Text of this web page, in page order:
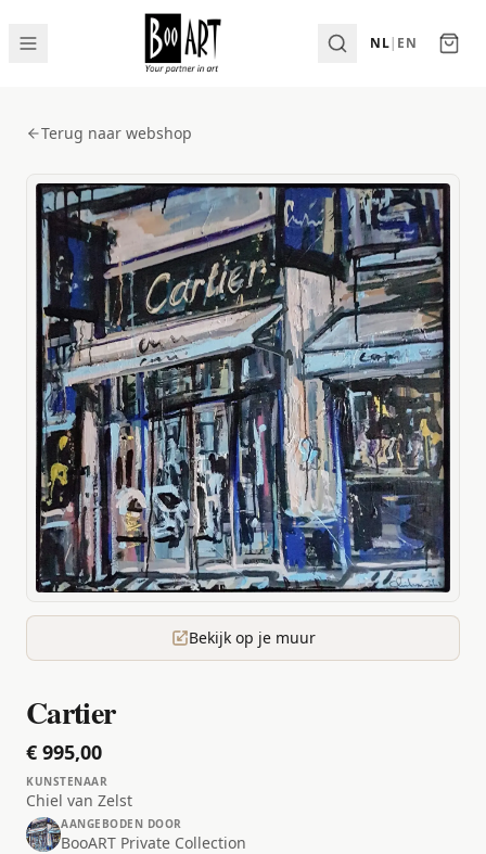
NL| EN
Terug naar webshop
Bekijk op je muur
Cartier
€ 995,00
KUNSTENAAR
Chiel van Zelst
AANGEBODEN DOOR
BooART Private Collection